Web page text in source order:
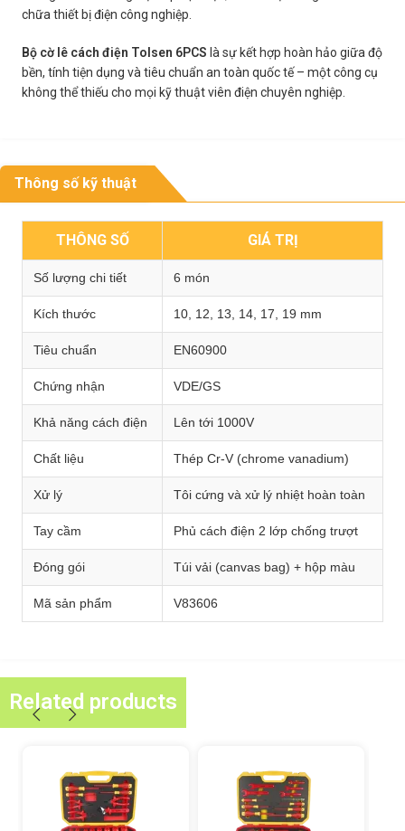
chữa thiết bị điện công nghiệp.
Bộ cờ lê cách điện Tolsen 6PCS là sự kết hợp hoàn hảo giữa độ
bền, tính tiện dụng và tiêu chuẩn an toàn quốc tế – một công cụ
không thể thiếu cho mọi kỹ thuật viên điện chuyên nghiệp.
Thông số kỹ thuật
THÔNG SỐ GIÁ TRỊ
Số lượng chi tiết 6 món
Kích thước 10, 12, 13, 14, 17, 19 mm
Tiêu chuẩn EN60900
Chứng nhận VDE/GS
Khả năng cách điện Lên tới 1000V
Chất liệu Thép Cr-V (chrome vanadium)
Xử lý Tôi cứng và xử lý nhiệt hoàn toàn
Tay cầm Phủ cách điện 2 lớp chống trượt
Đóng gói Túi vải (canvas bag) + hộp màu
Mã sản phẩm V83606
Related products